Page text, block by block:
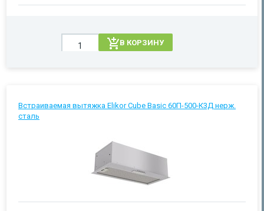
В КОРЗИНУ
Встраиваемая вытяжка Elikor Cube Basic 60П-500-К3Д нерж.
сталь